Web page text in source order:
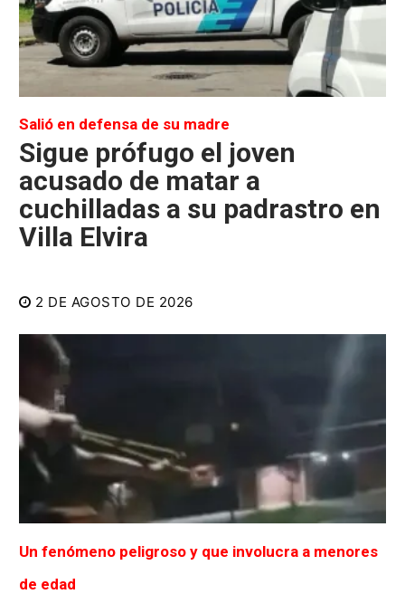
Salió en defensa de su madre
Sigue prófugo el joven
acusado de matar a
cuchilladas a su padrastro en
Villa Elvira
2 DE AGOSTO DE 2026
Un fenómeno peligroso y que involucra a menores
de edad